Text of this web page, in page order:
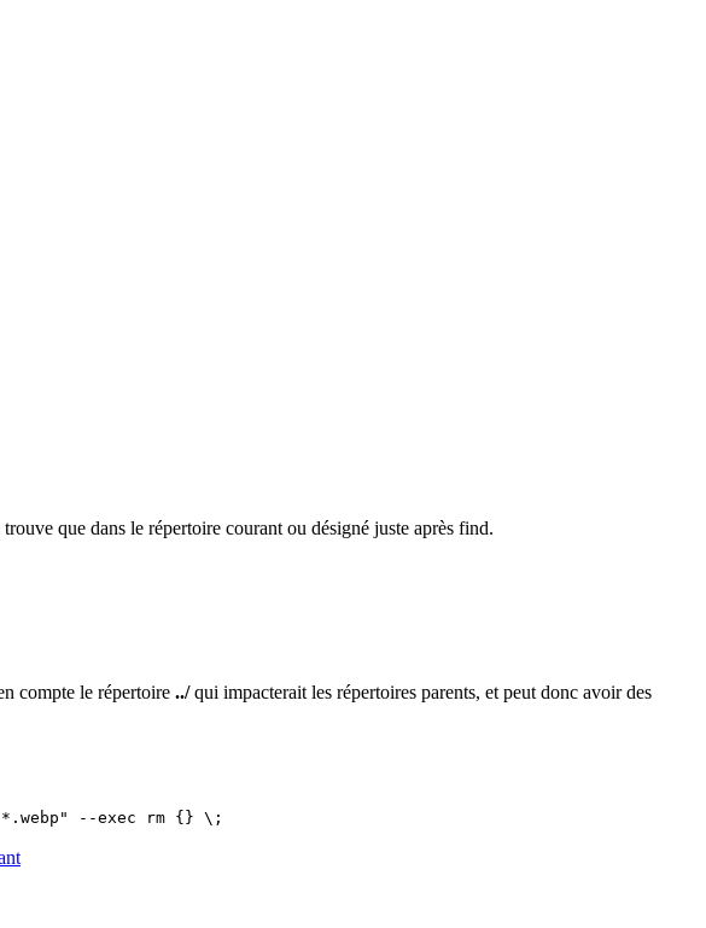
que dans le répertoire courant ou désigné juste après find.
compte le répertoire ../qui impacterait les répertoires parents, et peut donc avoir des
--exec rm {} \;